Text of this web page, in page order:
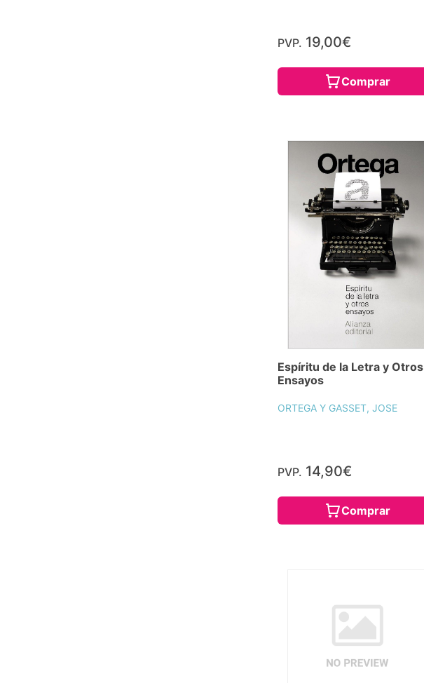
PVP. 19,00€
Comprar
Espíritu de la Letra y Otros
Ensayos
ORTEGA Y GASSET, JOSE
PVP. 14,90€
Comprar